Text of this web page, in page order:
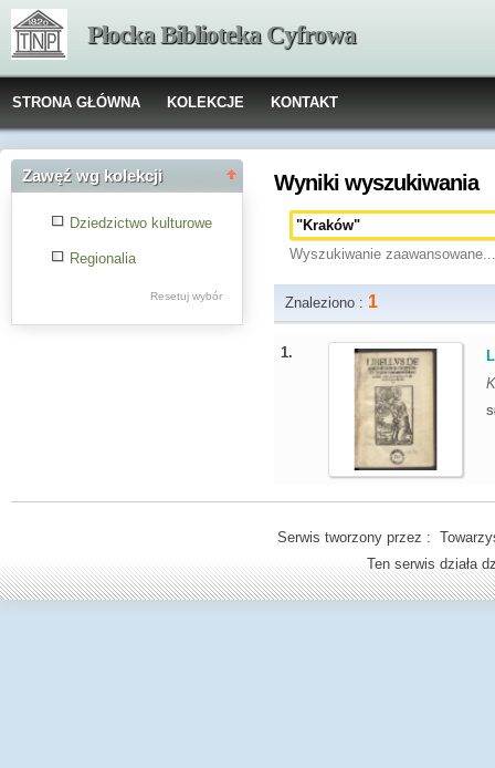
Płocka Biblioteka Cyfrowa
STRONA GŁÓWNA KOLEKCJE KONTAKT
Zawęź wg kolekcji
Dziedzictwo kulturowe
Regionalia
Resetuj wybór
Wyniki wyszukiwania
Wyszukiwanie zaawansowane...
Znaleziono : 1
1.
Serwis tworzony przez :
Ten serwis działa